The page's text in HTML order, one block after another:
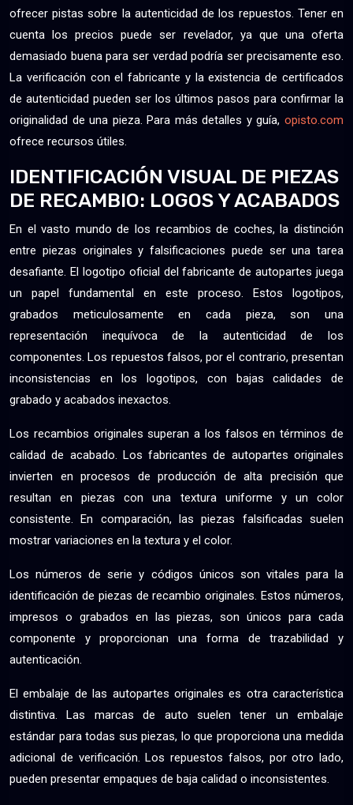
ofrecer pistas sobre la autenticidad de los repuestos. Tener en
cuenta los precios puede ser revelador, ya que una oferta
demasiado buena para ser verdad podría ser precisamente eso.
La verificación con el fabricante y la existencia de certificados
de autenticidad pueden ser los últimos pasos para confirmar la
originalidad de una pieza. Para más detalles y guía, opisto.com
ofrece recursos útiles.
IDENTIFICACIÓN VISUAL DE PIEZAS
DE RECAMBIO: LOGOS Y ACABADOS
En el vasto mundo de los recambios de coches, la distinción
entre piezas originales y falsificaciones puede ser una tarea
desafiante. El logotipo oficial del fabricante de autopartes juega
un papel fundamental en este proceso. Estos logotipos,
grabados meticulosamente en cada pieza, son una
representación inequívoca de la autenticidad de los
componentes. Los repuestos falsos, por el contrario, presentan
inconsistencias en los logotipos, con bajas calidades de
grabado y acabados inexactos.
Los recambios originales superan a los falsos en términos de
calidad de acabado. Los fabricantes de autopartes originales
invierten en procesos de producción de alta precisión que
resultan en piezas con una textura uniforme y un color
consistente. En comparación, las piezas falsificadas suelen
mostrar variaciones en la textura y el color.
Los números de serie y códigos únicos son vitales para la
identificación de piezas de recambio originales. Estos números,
impresos o grabados en las piezas, son únicos para cada
componente y proporcionan una forma de trazabilidad y
autenticación.
El embalaje de las autopartes originales es otra característica
distintiva. Las marcas de auto suelen tener un embalaje
estándar para todas sus piezas, lo que proporciona una medida
adicional de verificación. Los repuestos falsos, por otro lado,
pueden presentar empaques de baja calidad o inconsistentes.